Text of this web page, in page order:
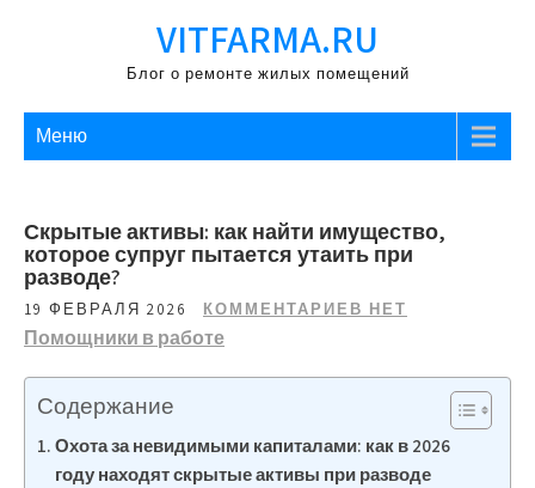
VITFARMA.RU
Блог о ремонте жилых помещений
Меню
Скрытые активы: как найти имущество,
которое супруг пытается утаить при
разводе?
19 ФЕВРАЛЯ 2026 КОММЕНТАРИЕВ НЕТ
Помощники в работе
Содержание
Охота за невидимыми капиталами: как в 2026
году находят скрытые активы при разводе